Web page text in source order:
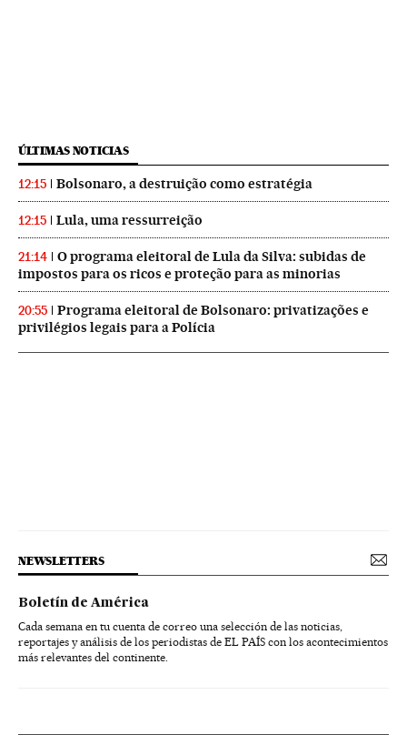
ÚLTIMAS NOTICIAS
12:15 Bolsonaro, a destruição como estratégia
12:15 Lula, uma ressurreição
21:14
O programa eleitoral de Lula da Silva: subidas de
impostos para os ricos e proteção para as minorias
20:55
Programa eleitoral de Bolsonaro: privatizações e
privilégios legais para a Polícia
NEWSLETTERS
Boletín de América
Cada semana en tu cuenta de correo una selección de las noticias,
reportajes y análisis de los periodistas de EL PAÍS con los acontecimientos
más relevantes del continente.